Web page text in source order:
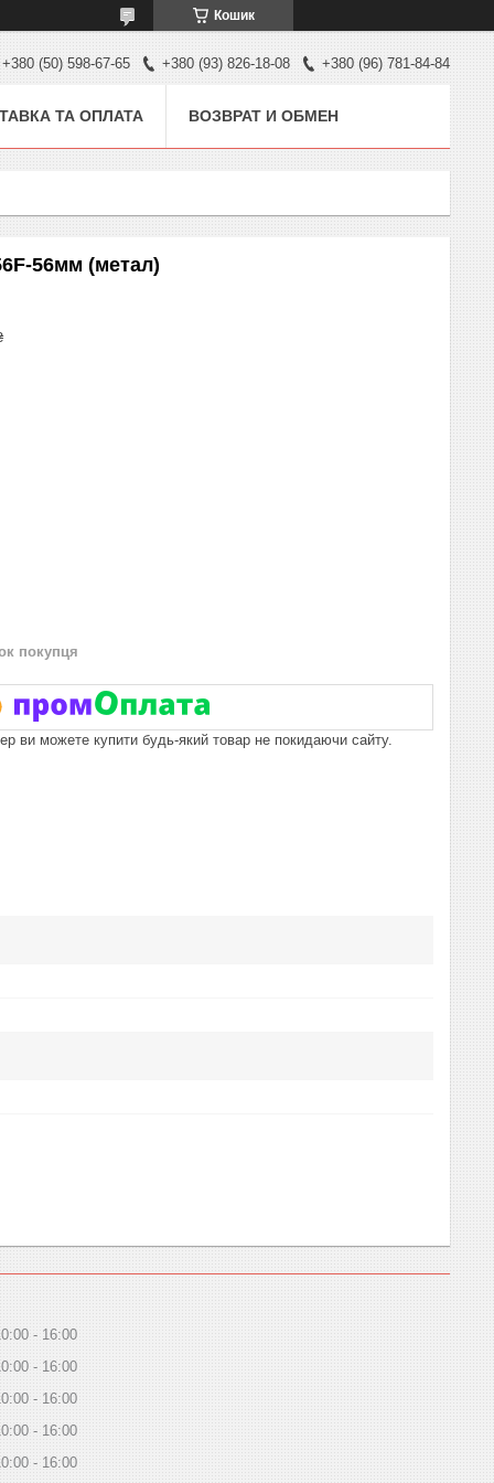
Кошик
+380 (50) 598-67-65 +380 (93) 826-18-08 +380 (96) 781-84-84
ТА ОПЛАТА ВОЗВРАТ И ОБМЕН
56мм (метал)
покупця
ви можете купити будь-який товар не покидаючи сайту.
16:00
16:00
16:00
16:00
16:00